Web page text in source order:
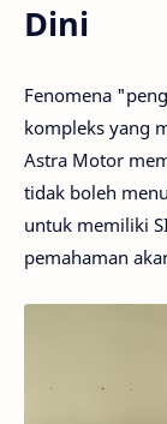
Dini
Fenomena
kompleks yang
Astra Motor
tidak boleh
untuk memiliki
pemahaman